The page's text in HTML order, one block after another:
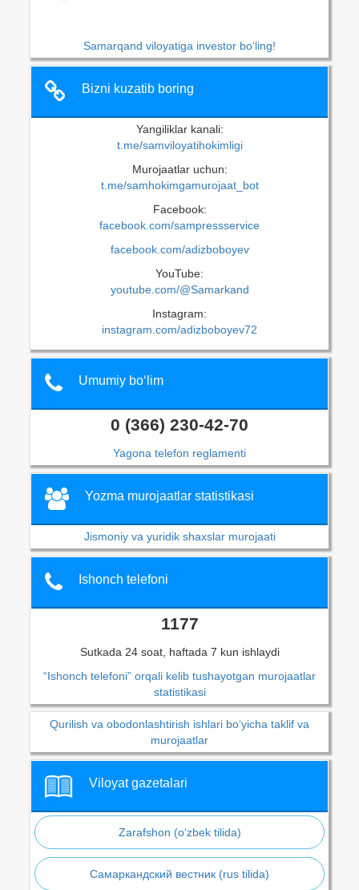
Samarqand viloyatiga investor bo‘ling!
Bizni kuzatib boring
Yangiliklar kanali:
t.me/samviloyatihokimligi
Murojaatlar uchun:
t.me/samhokimgamurojaat_bot
Facebook:
facebook.com/sampressservice
facebook.com/adizboboyev
YouTube:
youtube.com/@Samarkand
Instagram:
instagram.com/adizboboyev72
Umumiy bo‘lim
0 (366) 230-42-70
Yagona telefon reglamenti
Yozma murojaatlar statistikasi
Jismoniy va yuridik shaxslar murojaati
Ishonch telefoni
1177
Sutkada 24 soat, haftada 7 kun ishlaydi
“Ishonch telefoni” orqali kelib tushayotgan murojaatlar
statistikasi
Qurilish va obodonlashtirish ishlari bo‘yicha taklif va
murojaatlar
Viloyat gazetalari
Zarafshon (o‘zbek tilida)
Самаркандский вестник (rus tilida)